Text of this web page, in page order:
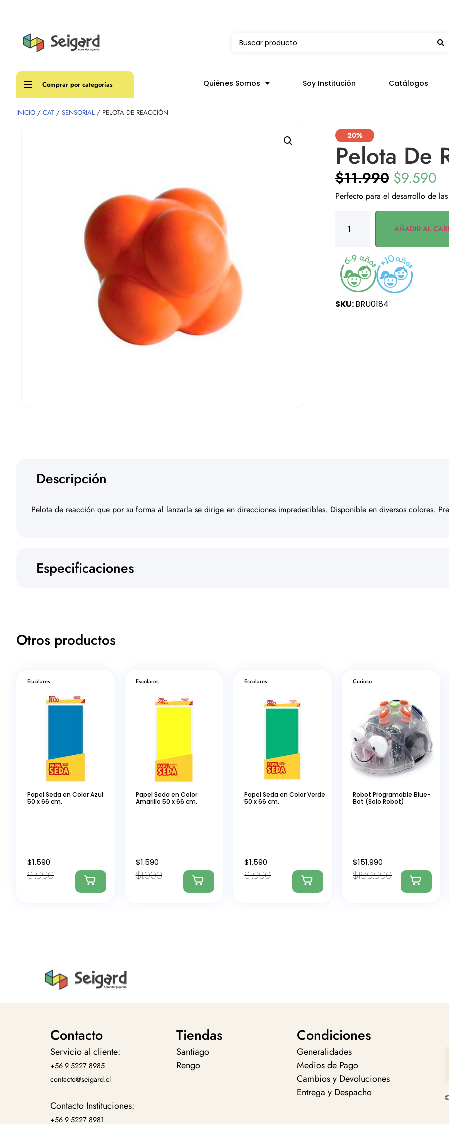
Comprar por categorías Quiénes Somos Soy Institución Catálogos
INICIO / CAT / SENSORIAL / PELOTA DE REACCIÓN
20%
Pelota De
$11.990 $9.590
Perfecto para el desarrollo de
AÑADIR AL
SKU:BRU0184
Descripción
Pelota de reacción que por su forma al lanzarla se dirige en direcciones impredecibles. Disponible en diversos colores.
Especificaciones
Otros productos
Escolares
Papel Seda en Color Azul
50 x 66 cm.
$1.990
$1.590
Escolares
Papel Seda en Color
Amarillo 50 x 66 cm.
$1.990
$1.590
Escolares
Papel Seda en Color Verde
50 x 66 cm.
$1.990
$1.590
Curioso
Robot Programable Blue-
Bot (Solo Robot)
$189.990
$151.990
Contacto
Servicio al cliente:
+56 9 5227 8985
contacto@seigard.cl
Contacto Instituciones:
+56 9 5227 8981
Tiendas
Santiago
Rengo
Condiciones
Generalidades
Medios de Pago
Cambios y Devoluciones
Entrega y Despacho